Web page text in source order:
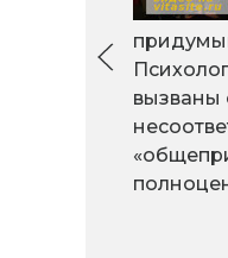
вызваны